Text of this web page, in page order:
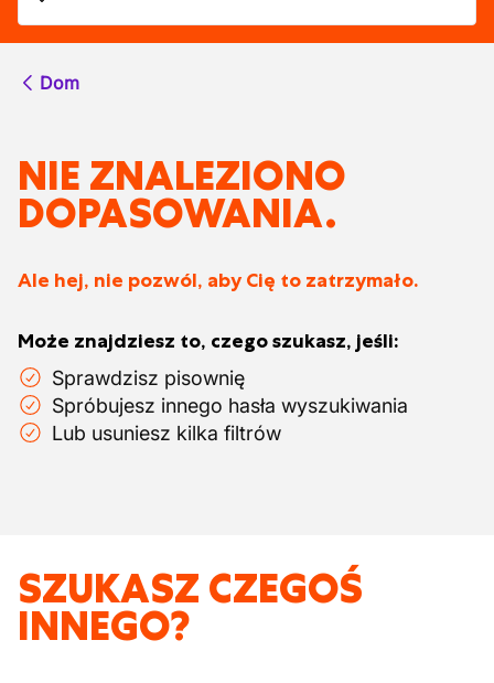
Dom
NIE ZNALEZIONO
DOPASOWANIA.
Ale hej, nie pozwól, aby Cię to zatrzymało.
Może znajdziesz to, czego szukasz, jeśli:
Sprawdzisz pisownię
Spróbujesz innego hasła wyszukiwania
Lub usuniesz kilka filtrów
SZUKASZ CZEGOŚ
INNEGO?